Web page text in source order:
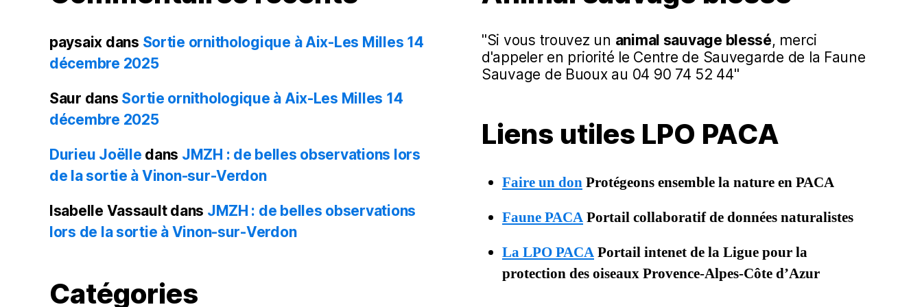
paysaix dans Sortie ornithologique à Aix-Les Milles 14
décembre 2025
Saur dans Sortie ornithologique à Aix-Les Milles 14
décembre 2025
Durieu Joëlle dans JMZH : de belles observations lors
de la sortie à Vinon-sur-Verdon
Isabelle Vassaultdans JMZH : de belles observations
lors de la sortie à Vinon-sur-Verdon
Catégories
"Si vous trouvez un animal sauvage blessé, merci
d'appeler en priorité le Centre de Sauvegarde de la Faune
Sauvage de Buoux au 04 90 74 52 44"
Liens utiles LPO PACA
Faire un donProtégeons ensemble la nature en PACA
Faune PACAPortail collaboratif de données naturalistes
La LPO PACAPortail intenet de la Ligue pour la
protection des oiseaux Provence-Alpes-Côte d’Azur